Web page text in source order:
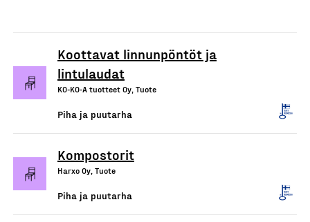
Koottavat linnunpöntöt ja
lintulaudat
KO-KO-A tuotteet Oy, Tuote
Piha ja puutarha
Kompostorit
Harxo Oy, Tuote
Piha ja puutarha